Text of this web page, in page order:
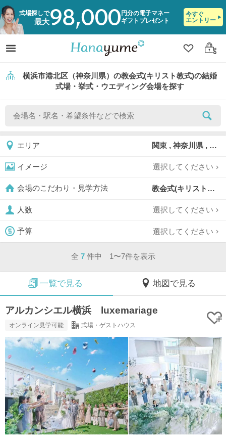
式場探しで
最大98,000 円分の電子マネー
ギフトプレゼント
今すぐ
エントリー
クリップ
ログ
横浜市港北区（神奈川県）の教会式(キリスト教式)の結婚
式場・挙式・ウエディング会場を探す
エリア 関東 , 神奈川県 , 横浜市 , 横浜市港北区
イメージ 選択してください
会場のこだわり・見学方法 教会式(キリスト教式),
人数 選択してください
予算 選択してください
全 7 件中 1〜7件を表示
一覧で見る 地図で見る
アルカンシエル横浜 luxemariage
オンライン見学可能 式場・ゲストハウス